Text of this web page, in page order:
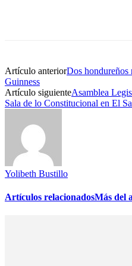
Artículo anteriorDos hondureños
Guinness
Artículo siguienteAsamblea
Sala de lo Constitucional en El
Yolibeth Bustillo
Artículos relacionadosMás del